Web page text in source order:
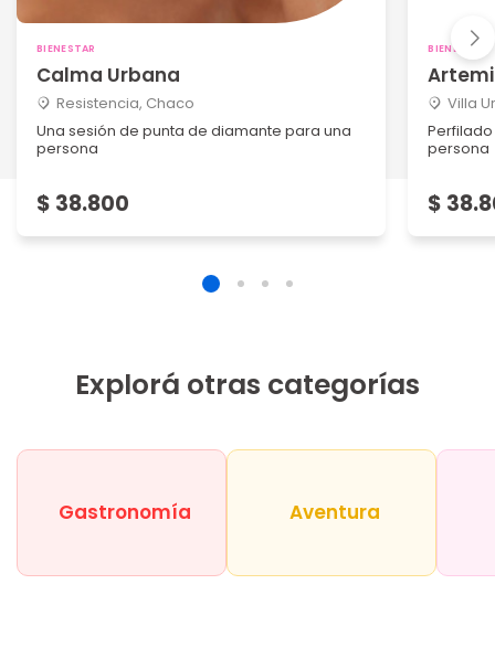
BIENESTAR
Calma Urbana
Resistencia, Chaco
Una sesión de punta de diamante para una
persona
$ 38.800
BIENESTAR
Villa
persona
$
Explorá otras categorías
Gastronomía Aventura